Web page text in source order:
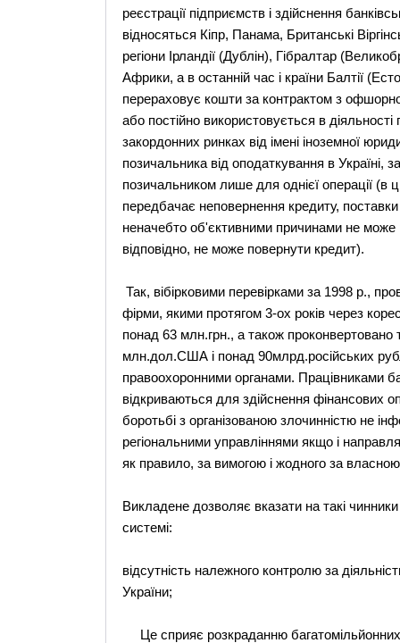
реєстрації підприємств і здійснення
відносяться Кіпр, Панама, Британські
регіони Ірландії (Дублін), Гібралтар
Африки, а в останній час і країни Балтії
перераховує кошти за контрактом з
або постійно використовується в
закордонних ринках від імені іноземної
позичальника від оподаткування в
позичальником лише для однієї операції (в
передбачає неповернення кредиту,
неначебто об'єктивними причинами не може
відповідно, не може повернути кредит).
Так, вібірковими перевірками за 1998 р.,
фірми, якими протягом 3-ох років через
понад 63 млн.грн., а також
млн.дол.США і понад 90млрд.російських
правоохоронними органами. Працівниками
відкриваються для здійснення фінансових
боротьбі з організованою злочинністю не
регіональними управліннями якщо і
як правило, за вимогою і жодного за власною
Викладене дозволяє вказати на такі
системі:
відсутність належного контролю за
України;
Це сприяє розкраданню багатомільйонних